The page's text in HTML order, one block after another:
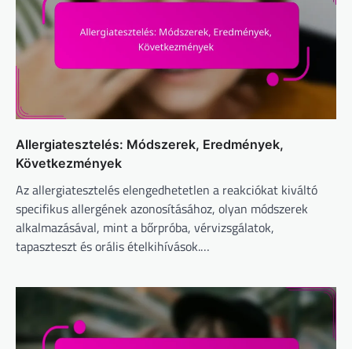
Allergiatesztelés: Módszerek, Eredmények,
Következmények
Az allergiatesztelés elengedhetetlen a reakciókat kiváltó
specifikus allergének azonosításához, olyan módszerek
alkalmazásával, mint a bőrpróba, vérvizsgálatok,
tapaszteszt és orális ételkihívások.…